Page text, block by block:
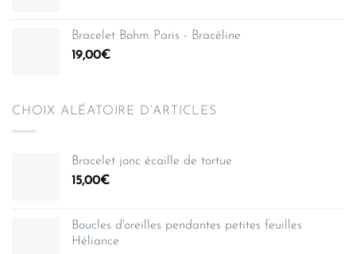
Bracelet Bohm Paris - Bracéline
19,00€
CHOIX ALÉATOIRE D’ARTICLES
Bracelet jonc écaille de tortue
15,00€
Boucles d'oreilles pendantes petites feuilles
Héliance